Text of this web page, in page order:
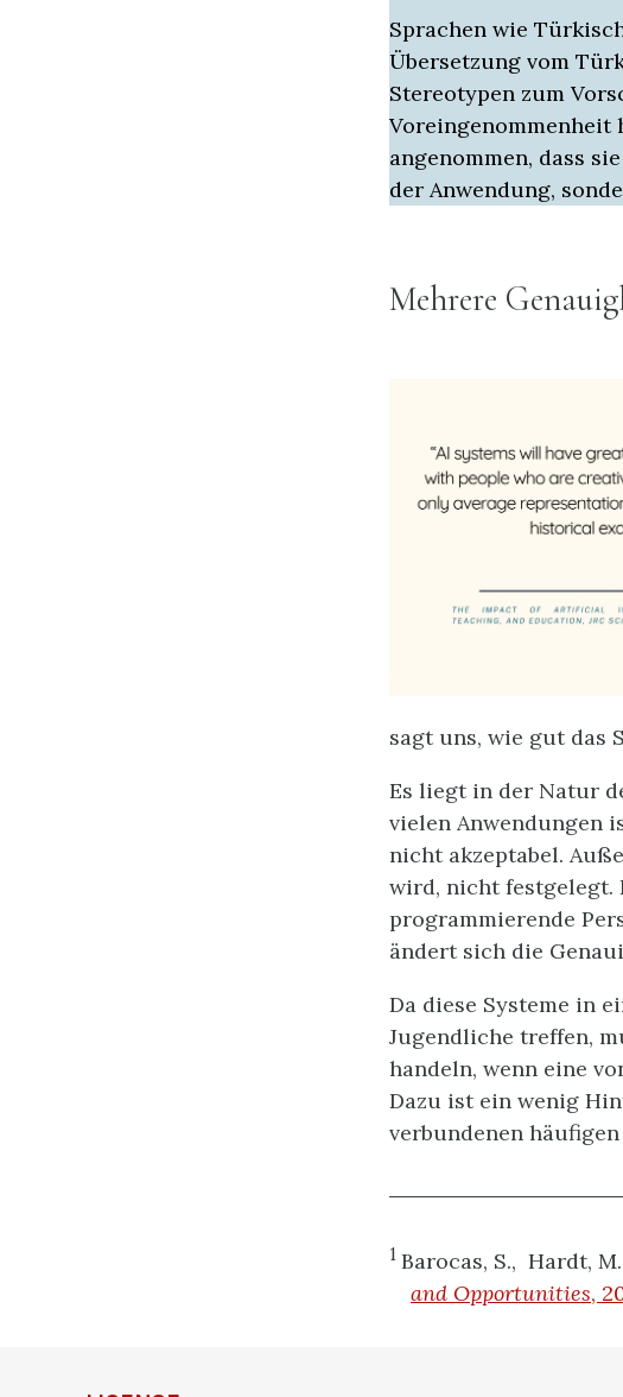
Sprachen wie
Übersetzung vom
Stereotypen zum
Voreingenommenheit
angenommen, dass
der Anwendung,
Mehrere
sagt uns, wie gut das
Es liegt in der Natur
vielen Anwendungen
nicht akzeptabel.
wird, nicht festgelegt.
programmierende
ändert sich die
Da diese Systeme in
Jugendliche treffen,
handeln, wenn eine
Dazu ist ein wenig
verbundenen
1 Barocas, S., Hardt,
and Opportunities,